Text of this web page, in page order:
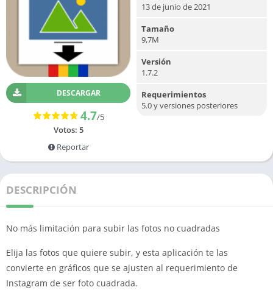
DESCARGAR
4.7/5
Votos: 5
Reportar
13 de junio de 2021
Tamaño
9,7M
Versión
1.7.2
Requerimientos
5.0 y versiones posteriores
DESCRIPCIÓN
No más limitación para subir las fotos no cuadradas
Elija las fotos que quiere subir, y esta aplicación te las
convierte en gráficos que se ajusten al requerimiento de
Instagram de ser foto cuadrada.